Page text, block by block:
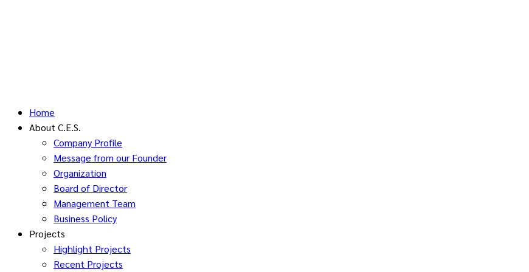
Home
About C.E.S.
Company Profile
Message from our Founder
Organization
Board of Director
Management Team
Business Policy
Projects
Highlight Projects
Recent Projects